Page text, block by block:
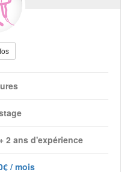
2 ans d'expérience
/ mois